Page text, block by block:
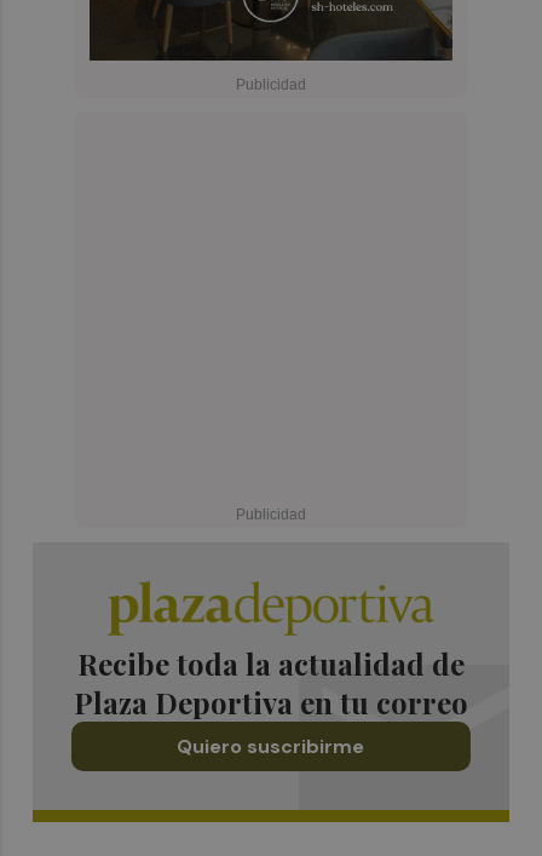
Recibe toda la actualidad de
Plaza Deportiva en tu correo
Quiero suscribirme